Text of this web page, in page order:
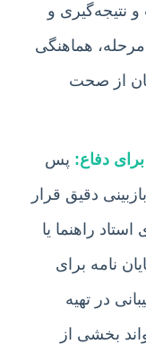
نتیجه‌گیری و
هماهنگی
از صحت
دفاع: پس
دقیق قرار
راهنما یا
نامه برای
در تهیه
بخشی از